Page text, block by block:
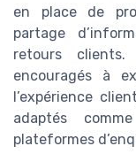
en place de
partage
retours
encouragés à
l’expérience
adaptés
plateformes